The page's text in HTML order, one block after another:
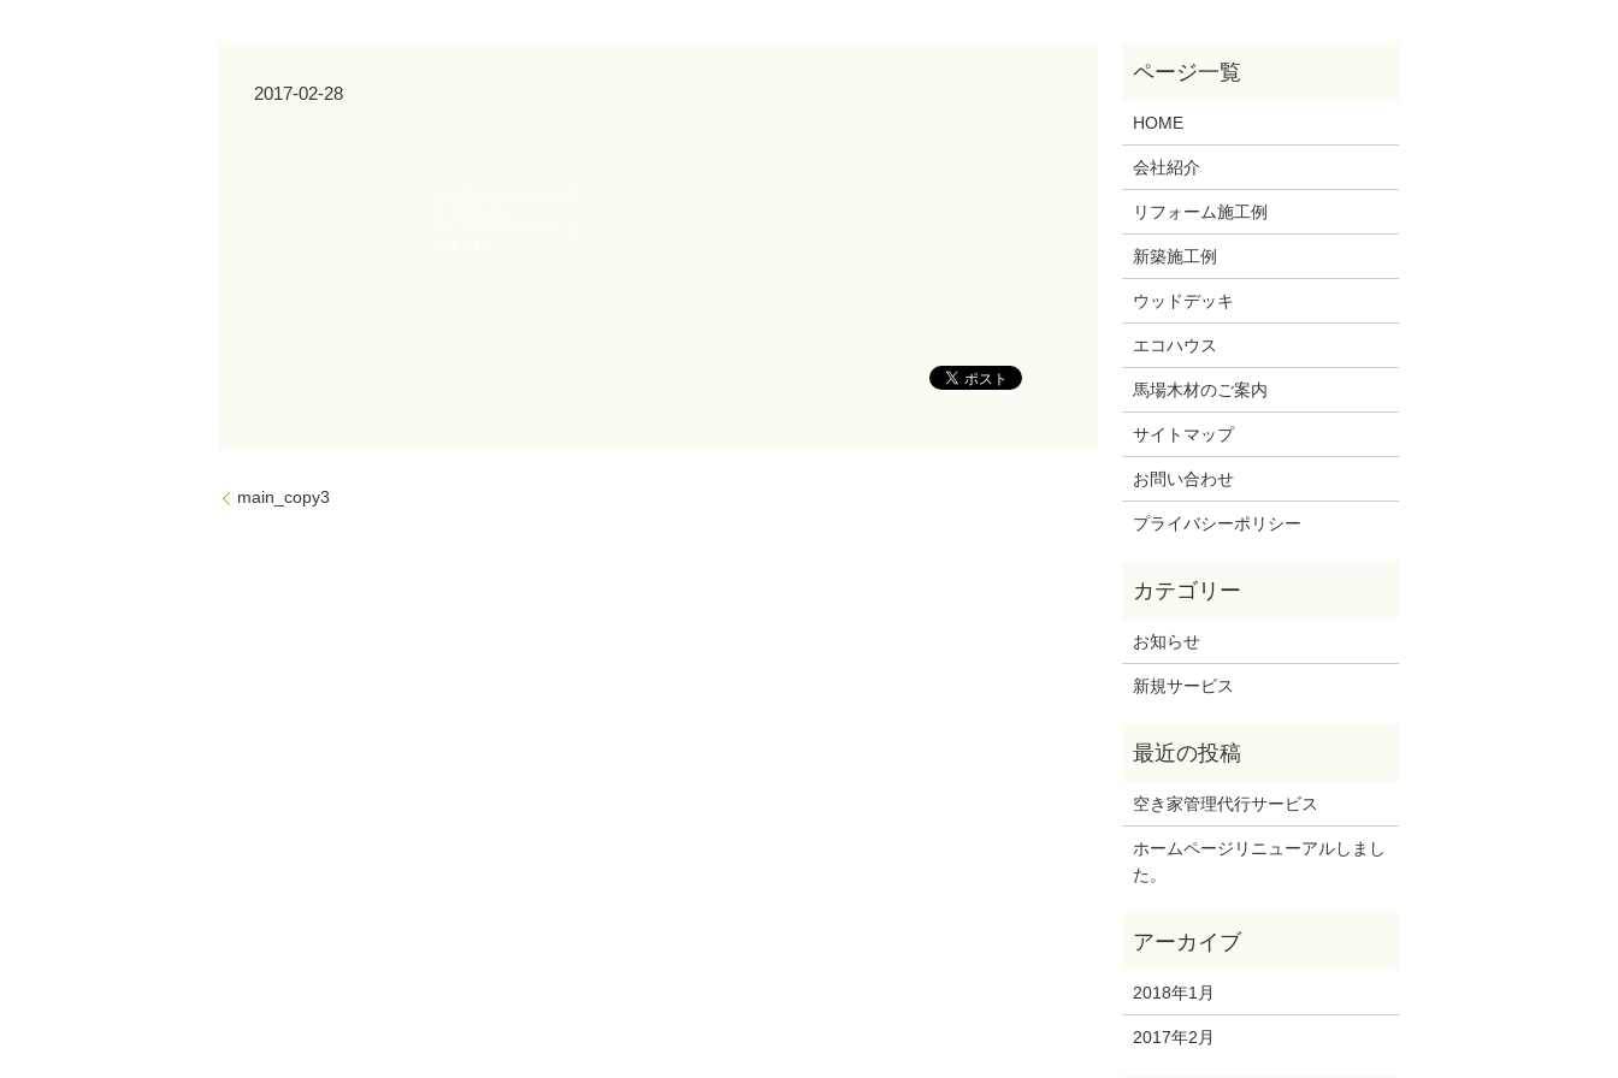
2017-02-28
main_copy3
HOME
会社紹介
リフォーム施工例
新築施工例
ウッドデッキ
エコハウス
馬場木材のご案内
サイトマップ
お問い合わせ
プライバシーポリシー
お知らせ
新規サービス
空き家管理代行サービス
ホームページリニューアルしまし
た。
2018年1月
2017年2月